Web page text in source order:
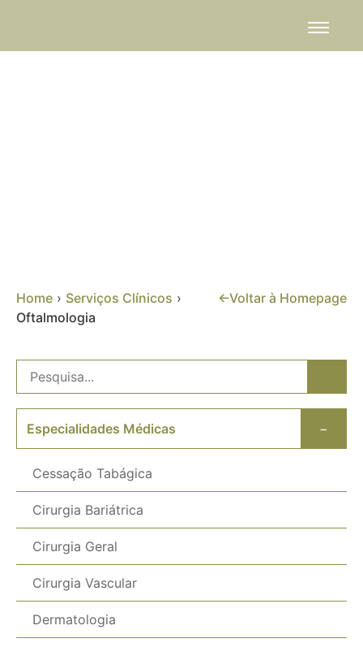
Home › Serviços Clínicos ›
Oftalmologia
←Voltar à Homepage
Especialidades Médicas −
Cessação Tabágica
Cirurgia Bariátrica
Cirurgia Geral
Cirurgia Vascular
Dermatologia